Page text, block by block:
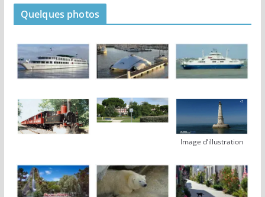
Quelques photos
Image d’illustration